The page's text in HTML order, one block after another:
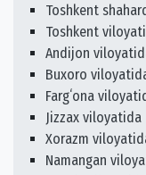
Toshkent
Toshkent
Andijon
Buxoro
Fargʻona
Jizzax viloyatida
Xorazm
Namangan